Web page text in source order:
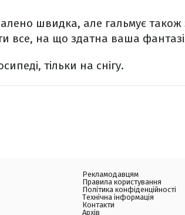
швидка, але гальмує також
все, на що здатна ваша
тільки на снігу.
Рекламодавцям
Правила користування
Політика конфіденційності
Технічна інформація
Контакти
Архів